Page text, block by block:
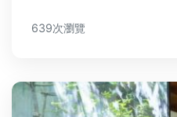
資訊，讓你避開旅遊陷阱
639次瀏覽